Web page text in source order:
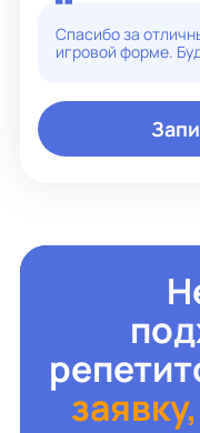
Спасибо за
игровой форме.